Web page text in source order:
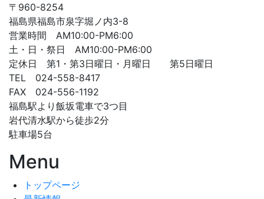
〒960-8254
福島県福島市泉字堀ノ内3-8
営業時間 AM10:00-PM6:00
土・日・祭日 AM10:00-PM6:00
定休日 第1・第3日曜日・月曜日 第5日曜日
TEL 024-558-8417
FAX 024-556-1192
福島駅より飯坂電車で3つ目
岩代清水駅から徒歩2分
駐車場5台
Menu
トップページ